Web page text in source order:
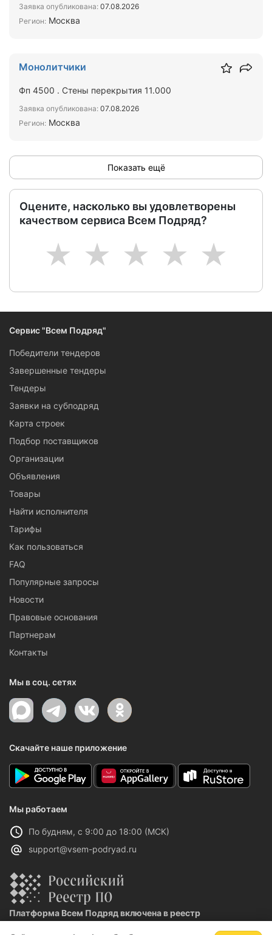
Заявка опубликована: 07.08.2026
Регион: Москва
Монолитчики
Фп 4500 . Стены перекрытия 11.000
Заявка опубликована: 07.08.2026
Регион: Москва
Показать ещё
Оцените, насколько вы удовлетворены
качеством сервиса Всем Подряд?
5
4
3
2
1
Сервис "Всем Подряд"
Победители тендеров
Завершенные тендеры
Тендеры
Заявки на субподряд
Карта строек
Подбор поставщиков
Организации
Объявления
Товары
Найти исполнителя
Тарифы
Как пользоваться
FAQ
Популярные запросы
Новости
Правовые основания
Партнерам
Контакты
Мы в соц. сетях
Скачайте наше приложение
Мы работаем
По будням, с 9:00 до 18:00 (МСК)
support@vsem-podryad.ru
Платформа Всем Подряд включена в реестр